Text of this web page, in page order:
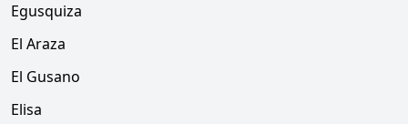
Egusquiza
El Araza
El Gusano
Elisa